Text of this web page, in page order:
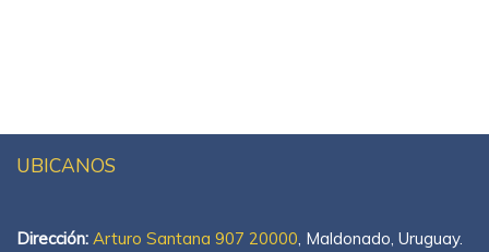
UBICANOS
Dirección: Arturo Santana 907 20000, Maldonado, Uruguay.